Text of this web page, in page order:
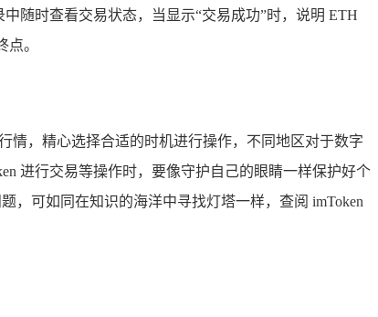
随时查看交易状态，当显示“交易成功”时，说明 ETH
。
情，精心选择合适的时机进行操作，不同地区对于数字
进行交易等操作时，要像守护自己的眼睛一样保护好个
，可如同在知识的海洋中寻找灯塔一样，查阅 imToken